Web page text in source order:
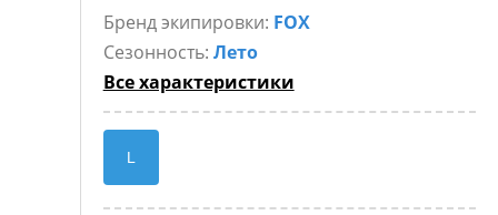
Бренд экипировки: FOX
Сезонность: Лето
Все характеристики
L